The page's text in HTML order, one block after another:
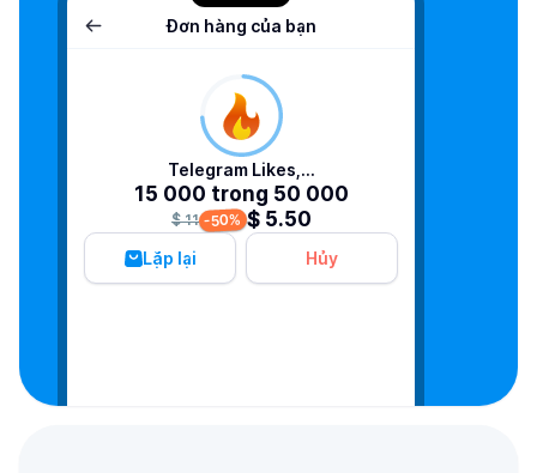
Đơn hàng của bạn
Telegram Likes,...
15 000 trong 50 000
$ 11 -50% $ 5.50
Lặp lại Hủy